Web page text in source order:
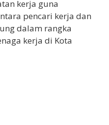
kerja guna
pencari kerja dan
dalam rangka
kerja di Kota